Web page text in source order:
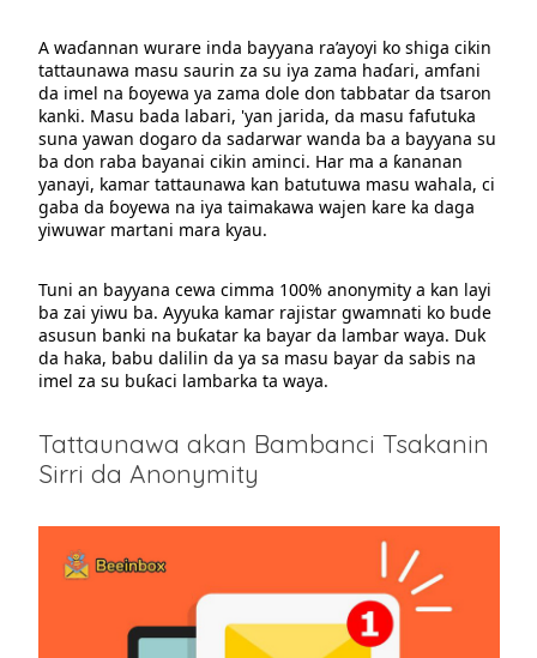
A waɗannan wurare inda bayyana ra’ayoyi ko shiga cikin
tattaunawa masu saurin za su iya zama haɗari, amfani
da imel na ɓoyewa ya zama dole don tabbatar da tsaron
kanki. Masu bada labari, 'yan jarida, da masu fafutuka
suna yawan dogaro da sadarwar wanda ba a bayyana su
ba don raba bayanai cikin aminci. Har ma a ƙananan
yanayi, kamar tattaunawa kan batutuwa masu wahala, ci
gaba da ɓoyewa na iya taimakawa wajen kare ka daga
yiwuwar martani mara kyau.
Tuni an bayyana cewa cimma 100% anonymity a kan layi
ba zai yiwu ba. Ayyuka kamar rajistar gwamnati ko bude
asusun banki na buƙatar ka bayar da lambar waya. Duk
da haka, babu dalilin da ya sa masu bayar da sabis na
imel za su buƙaci lambarka ta waya.
Tattaunawa akan Bambanci Tsakanin
Sirri da Anonymity